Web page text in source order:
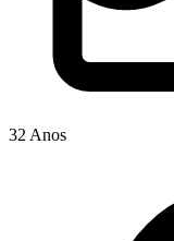
32 Anos